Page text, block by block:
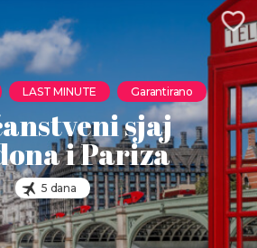
LAST MINUTE Garantirano
sjaj
i Pariza
5 dana